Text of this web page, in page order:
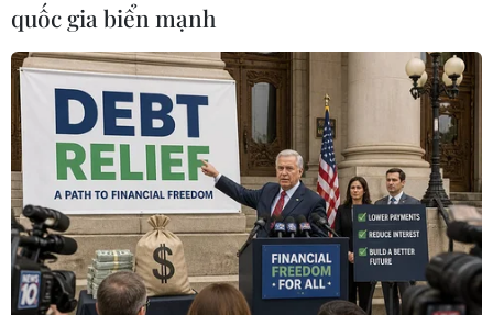
tháng Tư trong một diễn đàn về quyền phụ nữ
được tổ chức tại New York.
"Tôi chỉ hy vọng có thể trở thành một người mẹ
tốt cho các con tôi, giống như những gì mẹ tôi
đã làm cho tôi," cô chia sẻ.
quốc gia biển mạnh